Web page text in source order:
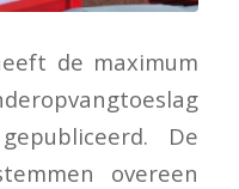
de maximum
De
overeen